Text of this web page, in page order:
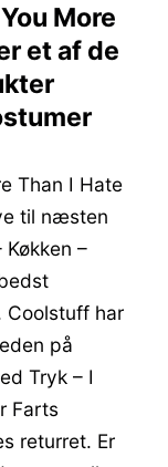
More
et af de
Than I Hate
til næsten
–
Coolstuff har
på
Tryk – I
Farts
returret. Er